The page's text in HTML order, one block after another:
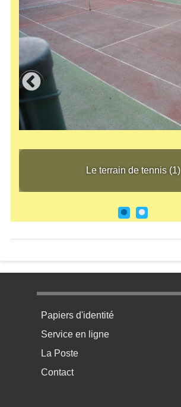
Le terrain de tennis (1)
Le terrain de tennis (1)
Menu pratique bas de page 1
Papiers d'identité
Service en ligne
La Poste
Contact